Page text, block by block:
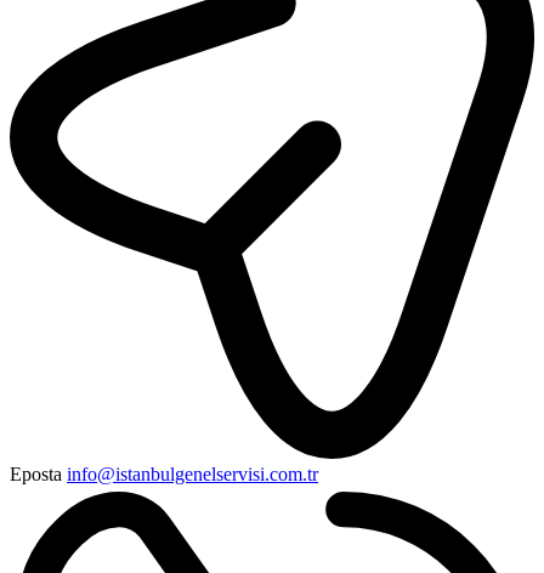
Eposta info@istanbulgenelservisi.com.tr